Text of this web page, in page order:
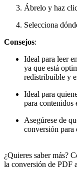
Ábrelo y haz
Selecciona
Consejos:
Ideal para leer
ya que está
redistribuible y
Ideal para
para contenidos
Asegúrese de
conversión para
¿Quieres saber más?
la conversión de PDF